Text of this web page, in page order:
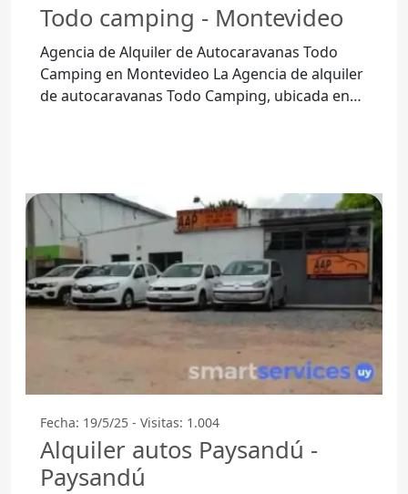
Todo camping - Montevideo
Agencia de Alquiler de Autocaravanas Todo
Camping en Montevideo La Agencia de alquiler
de autocaravanas Todo Camping, ubicada en
Fecha: 19/5/25 - Visitas: 1.004
Alquiler autos Paysandú -
Paysandú